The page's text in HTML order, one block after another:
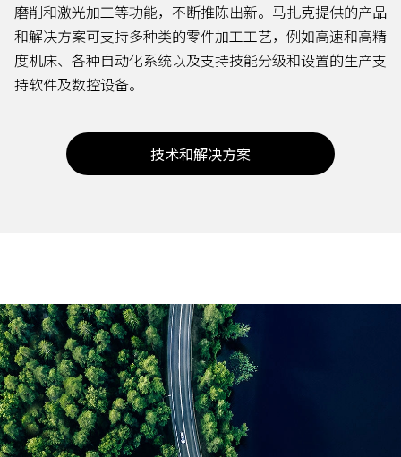
磨削和激光加工等功能，不断推陈出新。马扎克提供的产品
和解决方案可支持多种类的零件加工工艺，例如高速和高精
度机床、各种自动化系统以及支持技能分级和设置的生产支
持软件及数控设备。
技术和解决方案